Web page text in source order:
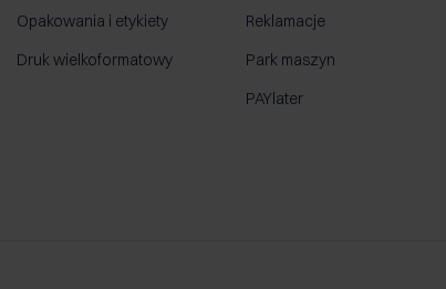
Opakowania i etykiety
Druk wielkoformatowy
Reklamacje
Park maszyn
PAYlater